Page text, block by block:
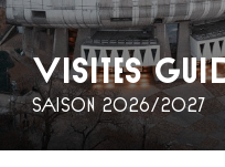
VISITES
SAISON 2026/2027